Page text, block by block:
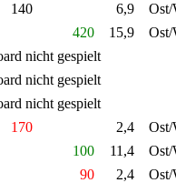
140 6,9
420 15,9
nicht gespielt
nicht gespielt
nicht gespielt
170 2,4
100 11,4
90 2,4